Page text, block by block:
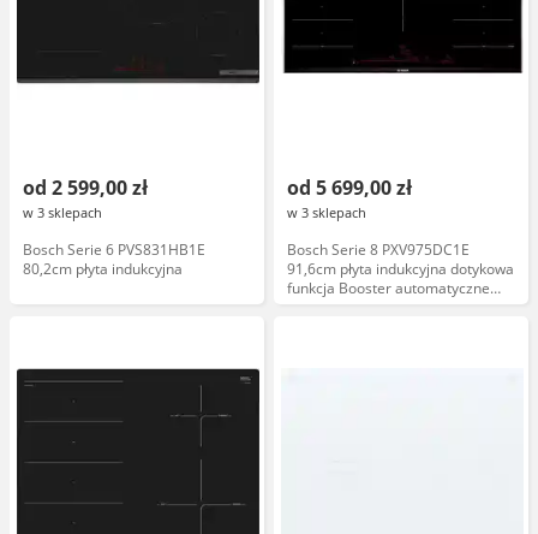
od 2 599,00 zł
w 3 sklepach
Bosch Serie 6 PVS831HB1E
80,2cm płyta indukcyjna
od 5 699,00 zł
w 3 sklepach
Bosch Serie 8 PXV975DC1E
91,6cm płyta indukcyjna dotykowa
funkcja Booster automatyczne
wyłączanie